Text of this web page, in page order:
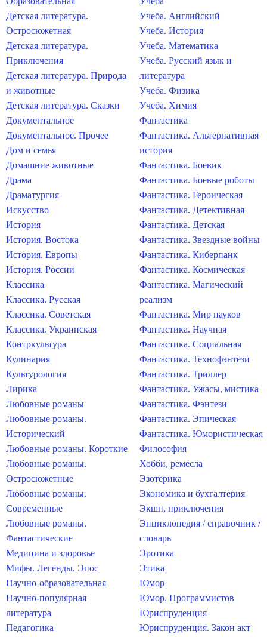
Детская литература.
Остросюжетная
Детская литература.
Приключения
Детская литература. Природа
и животные
Детская литература. Сказки
Документальное
Документальное. Прочее
Дом и семья
Домашние животные
Драма
Драматургия
Искусство
История
История. Востока
История. Европы
История. России
Классика
Классика. Русская
Классика. Советская
Классика. Украинская
Контркультура
Кулинария
Культурология
Лирика
Любовные романы
Любовные романы.
Исторический
Любовные романы. Короткие
Любовные романы.
Остросюжетные
Любовные романы.
Современные
Любовные романы.
Фантастические
Медицина и здоровье
Мифы. Легенды. Эпос
Научно-образовательная
Научно-популярная
литература
Педагогика
Учеба. Английский
Учеба. История
Учеба. Математика
Учеба. Русский язык и
литература
Учеба. Физика
Учеба. Химия
Фантастика
Фантастика. Альтернативная
история
Фантастика. Боевик
Фантастика. Боевые роботы
Фантастика. Героическая
Фантастика. Детективная
Фантастика. Детская
Фантастика. Звездные войны
Фантастика. Киберпанк
Фантастика. Космическая
Фантастика. Магический
реализм
Фантастика. Мир пауков
Фантастика. Научная
Фантастика. Социальная
Фантастика. Технофэнтези
Фантастика. Триллер
Фантастика. Ужасы, мистика
Фантастика. Фэнтези
Фантастика. Эпическая
Фантастика. Юмористическая
Философия
Хобби, ремесла
Эзотерика
Экономика и бухгалтерия
Экшн, приключения
Энциклопедия / справочник /
словарь
Эротика
Этика
Юмор
Юмор. Программистов
Юриспруденция
Юриспруденция. Закон акт